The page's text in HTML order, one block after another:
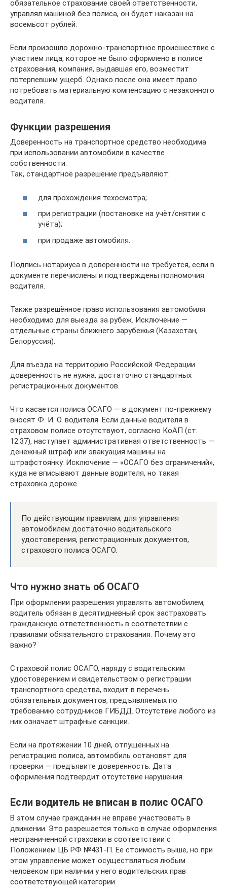
обязательное страхование своей ответственности,
управлял машиной без полиса, он будет наказан на
восемьсот рублей.
Если произошло дорожно-транспортное происшествие с
участием лица, которое не было оформлено в полисе
страхования, компания, выдавшая его, возместит
потерпевшим ущерб. Однако после она имеет право
потребовать материальную компенсацию с незаконного
водителя.
Функции разрешения
Доверенность на транспортное средство необходима
при использовании автомобили в качестве
собственности.
Так, стандартное разрешение предъявляют:
для прохождения техосмотра;
при регистрации (постановке на учёт/снятии с
учёта);
при продаже автомобиля.
Подпись нотариуса в доверенности не требуется, если в
документе перечислены и подтверждены полномочия
водителя.
Также разрешённое право использования автомобиля
необходимо для выезда за рубеж. Исключение —
отдельные страны ближнего зарубежья (Казахстан,
Белоруссия).
Для въезда на территорию Российской Федерации
доверенность не нужна, достаточно стандартных
регистрационных документов.
Что касается полиса ОСАГО — в документ по-прежнему
вносят Ф. И. О. водителя. Если данные водителя в
страховом полисе отсутствуют, согласно КоАП (ст.
12.37), наступает административная ответственность —
денежный штраф или эвакуация машины на
штрафстоянку. Исключение — «ОСАГО без ограничений»,
куда не вписывают данные водителя, но такая
страховка дороже.
По действующим правилам, для управления
автомобилем достаточно водительского
удостоверения, регистрационных документов,
страхового полиса ОСАГО.
Что нужно знать об ОСАГО
При оформлении разрешения управлять автомобилем,
водитель обязан в десятидневный срок застраховать
гражданскую ответственность в соответствии с
правилами обязательного страхования. Почему это
важно?
Страховой полис ОСАГО, наряду с водительским
удостоверением и свидетельством о регистрации
транспортного средства, входит в перечень
обязательных документов, предъявляемых по
требованию сотрудников ГИБДД. Отсутствие любого из
них означает штрафные санкции.
Если на протяжении 10 дней, отпущенных на
регистрацию полиса, автомобиль остановят для
проверки — предъявите доверенность. Дата
оформления подтвердит отсутствие нарушения.
Если водитель не вписан в полис ОСАГО
В этом случае гражданин не вправе участвовать в
движении. Это разрешается только в случае оформления
неограниченной страховки в соответствии с
Положением ЦБ РФ №431-П. Ее стоимость выше, но при
этом управление может осуществляться любым
человеком при наличии у него водительских прав
соответствующей категории.